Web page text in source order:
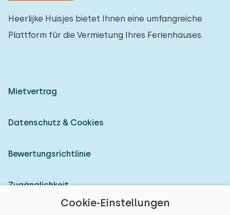
Cookie-Einstellungen
Heerlijke Huisjes bietet Ihnen eine umfangreiche
Plattform für die Vermietung Ihres Ferienhauses.
Mietvertrag
Datenschutz & Cookies
Bewertungsrichtlinie
Zugänglichkeit